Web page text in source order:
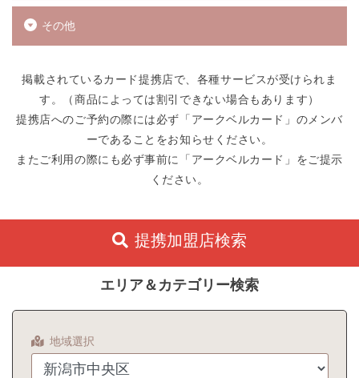
その他
掲載されているカード提携店で、各種サービスが受けられま
す。（商品によっては割引できない場合もあります）
提携店へのご予約の際には必ず「アークベルカード」のメンバ
ーであることをお知らせください。
またご利用の際にも必ず事前に「アークベルカード」をご提示
ください。
提携加盟店検索
エリア＆カテゴリー検索
地域選択